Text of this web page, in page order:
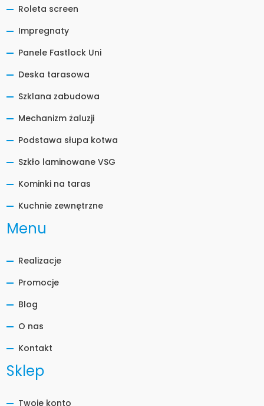
Roleta screen
Impregnaty
Panele Fastlock Uni
Deska tarasowa
Szklana zabudowa
Mechanizm żaluzji
Podstawa słupa kotwa
Szkło laminowane VSG
Kominki na taras
Kuchnie zewnętrzne
Menu
Realizacje
Promocje
Blog
O nas
Kontakt
Sklep
Twoje konto